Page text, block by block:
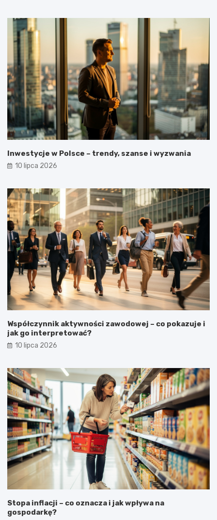
Inwestycje w Polsce – trendy, szanse i wyzwania
10 lipca 2026
Współczynnik aktywności zawodowej – co pokazuje i
jak go interpretować?
10 lipca 2026
Stopa inflacji – co oznacza i jak wpływa na
gospodarkę?